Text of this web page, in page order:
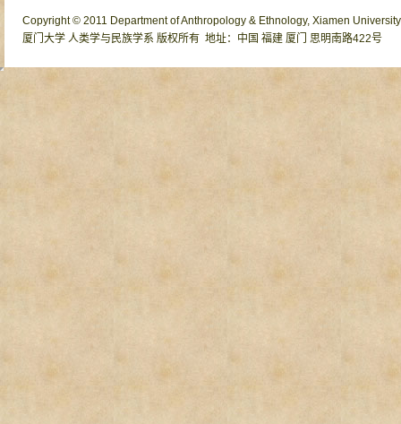
Copyright © 2011 Department of Anthropology & Ethnology, Xiamen
厦门大学 人类学与民族学系 版权所有 地址：中国 福建 厦门 思明南路422号